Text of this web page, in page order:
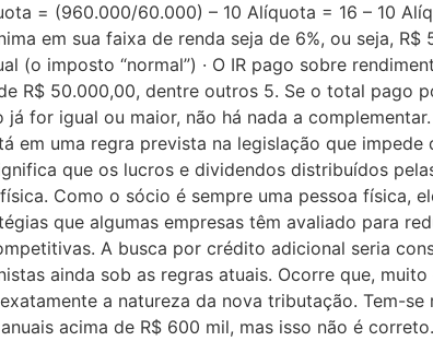
= (960.000/60.000) – 10 Alíquota = 16 – 10
em sua faixa de renda seja de 6%, ou seja, R$
(o imposto “normal”) · O IR pago sobre
R$ 50.000,00, dentre outros 5. Se o total pago
for igual ou maior, não há nada a
em uma regra prevista na legislação que impede
que os lucros e dividendos distribuídos
Como o sócio é sempre uma pessoa física,
que algumas empresas têm avaliado para
A busca por crédito adicional seria
ainda sob as regras atuais. Ocorre que,
a natureza da nova tributação. Tem-
acima de R$ 600 mil, mas isso não é